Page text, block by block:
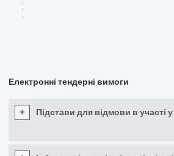
Електронні тендерні вимоги
+ Підстави для відмови в участі